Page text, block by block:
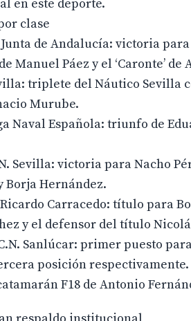
en este deporte.
clase
de Andalucía: victoria
Manuel Páez y el ‘Caronte’
triplete del Náutico Sevilla
Murube.
Naval Española: triunfo de
Sevilla: victoria para Nacho
Borja Hernández.
Carracedo: título para
y el defensor del título
Sanlúcar: primer puesto
posición respectivamente.
F18 de Antonio